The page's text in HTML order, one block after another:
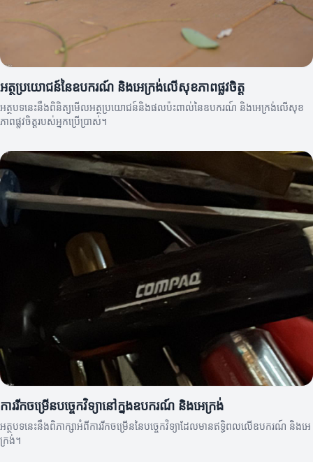
អត្ថប្រយោជន៍នៃឧបករណ៍ និងអេក្រង់លើសុខភាពផ្លូវចិត្ត
អត្ថបទនេះនឹងពិនិត្យមើលអត្ថប្រយោជន៍និងផលប៉ះពាល់នៃឧបករណ៍ និងអេក្រង់លើសុខ
ភាពផ្លូវចិត្តរបស់អ្នកប្រើប្រាស់។
ការរីកចម្រើនបច្ចេកវិទ្យានៅក្នុងឧបករណ៍ និងអេក្រង់
អត្ថបទនេះនឹងពិភាក្សាអំពីការរីកចម្រើននៃបច្ចេកវិទ្យាដែលមានឥទ្ធិពលលើឧបករណ៍ និងអេ
ក្រង់។